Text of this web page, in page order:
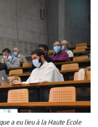
a eu lieu à la Haute Ecole